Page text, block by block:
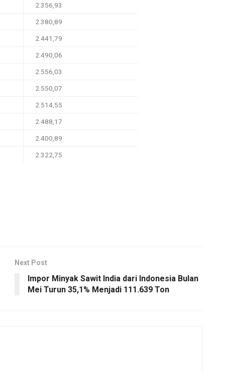
2.356,93
2.380,89
2.441,79
2.490,06
2.556,03
2.550,07
2.514,55
2.488,17
2.400,89
2.322,75
Next Post
Impor Minyak Sawit India dari Indonesia Bulan
Mei Turun 35,1% Menjadi 111.639 Ton